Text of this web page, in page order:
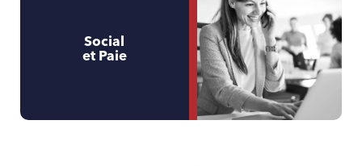
Social
et Paie